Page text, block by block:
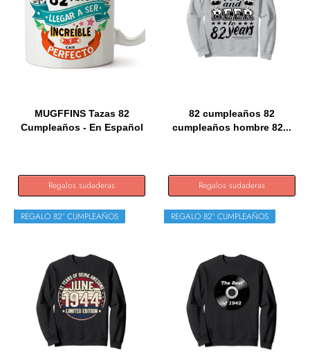
MUGFFINS Tazas 82
Cumpleaños - En Español
Regalos sudaderas
82 cumpleaños 82
cumpleaños hombre 82...
Regalos sudaderas
REGALO 82º CUMPLEAÑOS REGALO 82º CUMPLEAÑOS